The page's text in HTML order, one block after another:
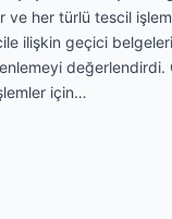
ve her türlü tescil
ilişkin geçici
değerlendirdi.
için…